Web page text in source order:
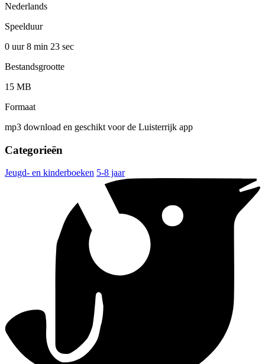
Nederlands
Speelduur
0 uur 8 min 23 sec
Bestandsgrootte
15 MB
Formaat
mp3 download en geschikt voor de Luisterrijk app
Categorieën
Jeugd- en kinderboeken 5-8 jaar